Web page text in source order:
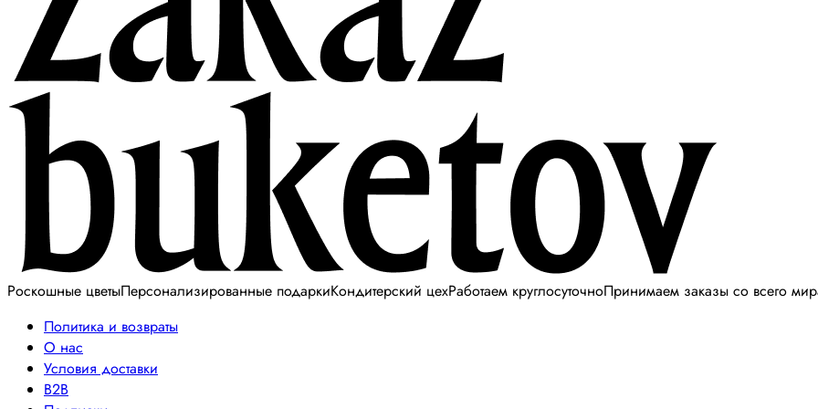
Роскошные цветыПерсонализированные подаркиКондитерский цехРаботаем круглосуточноПринимаем заказы со всего
Политика и возвраты
О нас
Условия доставки
B2B